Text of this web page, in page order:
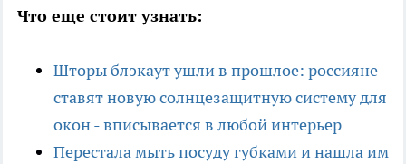
Что еще стоит узнать:
Шторы блэкаут ушли в прошлое: россияне
ставят новую солнцезащитную систему для
окон - вписывается в любой интерьер
Перестала мыть посуду губками и нашла им